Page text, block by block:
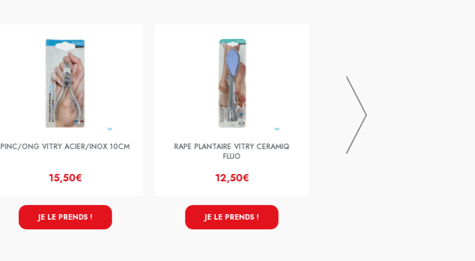
PINC/ONG VITRY ACIER/INOX 10CM
15,50€
JE LE PRENDS !
RAPE PLANTAIRE VITRY CERAMIQ
FLUO
12,50€
JE LE PRENDS !